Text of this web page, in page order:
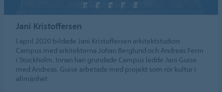
Jani Kristoffersen
I april 2020 bildade Jani Kristoffersen arkitektstudion
Campus med arkitekterna Johan Berglund och Andreas Ferm
i Stockholm. Innan han grundade Campus ledde Jani Guise
med Andreas. Guise arbetade med projekt som rör kultur i
allmänhet.